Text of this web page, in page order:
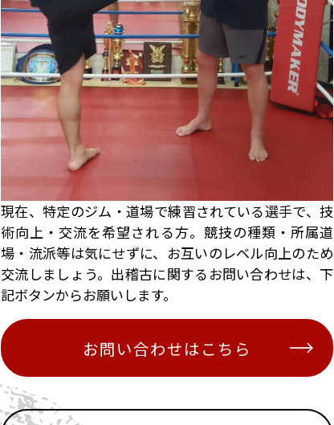
現在、特定のジム・道場で練習されている選手で、技
術向上・交流を希望される方。競技の種類・所属道
場・流派等は気にせずに、お互いのレベル向上のため
交流しましょう。出稽古に関するお問い合わせは、下
記ボタンからお願いします。
お問い合わせはこちら